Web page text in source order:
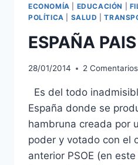
ECONOMÍA
EDUCACIÓN
POLÍTICA
SALUD |
ESPAÑA
28/01/2014 2 Comentarios
Es del todo
España donde se
hambruna creada por
poder y votado con el
anterior PSOE (en